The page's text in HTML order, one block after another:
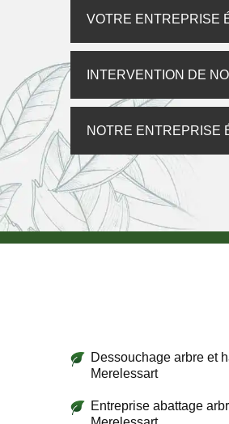
VOTRE ENTREPRISE
INTERVENTION DE
NOTRE ENTREPRISE
Dessouchage arbre et
Merelessart
Entreprise abattage